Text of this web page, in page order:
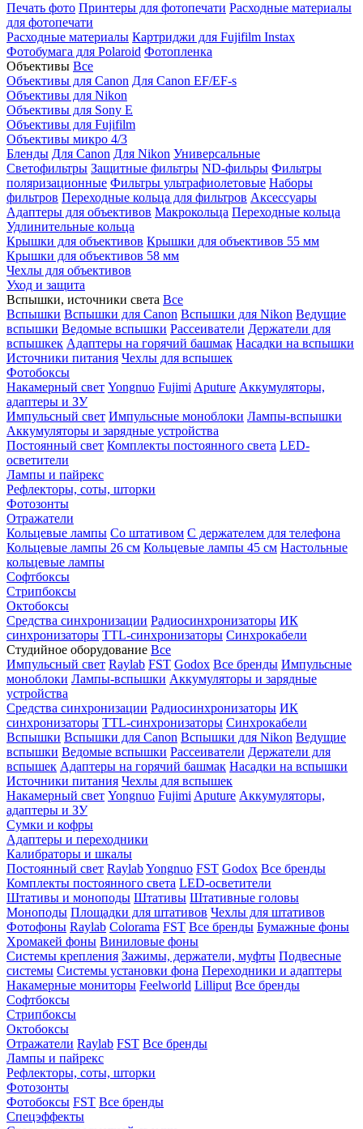
Печать фото Принтеры для фотопечати Расходные материалы
для фотопечати
Расходные материалы Картриджи для Fujifilm Instax
Фотобумага для Polaroid Фотопленка
Объективы Все
Объективы для Canon Для Canon EF/EF-s
Объективы для Nikon
Объективы для Sony E
Объективы для Fujifilm
Объективы микро 4/3
Бленды Для Canon Для Nikon Универсальные
Светофильтры Защитные фильтры ND-фильры Фильтры
поляризационные Фильтры ультрафиолетовые Наборы
фильтров Переходные кольца для фильтров Аксессуары
Адаптеры для объективов Макрокольца Переходные кольца
Удлинительные кольца
Крышки для объективов Крышки для объективов 55 мм
Крышки для объективов 58 мм
Чехлы для объективов
Уход и защита
Вспышки, источники света Все
Вспышки Вспышки для Canon Вспышки для Nikon Ведущие
вспышки Ведомые вспышки Рассеиватели Держатели для
вспышкек Адаптеры на горячий башмак Насадки на вспышки
Источники питания Чехлы для вспышек
Фотобоксы
Накамерный свет Yongnuo Fujimi Aputure Аккумуляторы,
адаптеры и ЗУ
Импульсный свет Импульсные моноблоки Лампы-вспышки
Аккумуляторы и зарядные устройства
Постоянный свет Комплекты постоянного света LED-
осветители
Лампы и пайрекс
Рефлекторы, соты, шторки
Фотозонты
Отражатели
Кольцевые лампы Со штативом С держателем для телефона
Кольцевые лампы 26 см Кольцевые лампы 45 см Настольные
кольцевые лампы
Софтбоксы
Стрипбоксы
Октобоксы
Средства синхронизации Радиосинхронизаторы ИК
синхронизаторы TTL-синхронизаторы Синхрокабели
Студийное оборудование Все
Импульсный свет Raylab FST Godox Все бренды Импульсные
моноблоки Лампы-вспышки Аккумуляторы и зарядные
устройства
Средства синхронизации Радиосинхронизаторы ИК
синхронизаторы TTL-синхронизаторы Синхрокабели
Вспышки Вспышки для Canon Вспышки для Nikon Ведущие
вспышки Ведомые вспышки Рассеиватели Держатели для
вспышек Адаптеры на горячий башмак Насадки на вспышки
Источники питания Чехлы для вспышек
Накамерный свет Yongnuo Fujimi Aputure Аккумуляторы,
адаптеры и ЗУ
Сумки и кофры
Адаптеры и переходники
Калибраторы и шкалы
Постоянный свет RaylabYongnuo FST Godox Все бренды
Комплекты постоянного света LED-осветители
Штативы и моноподы Штативы Штативные головы
Моноподы Площадки для штативов Чехлы для штативов
Фотофоны Raylab Colorama FST Все бренды Бумажные фоны
Хромакей фоны Виниловые фоны
Системы крепления Зажимы, держатели, муфты Подвесные
системы Системы установки фона Переходники и адаптеры
Накамерные мониторы Feelworld Lilliput Все бренды
Софтбоксы
Стрипбоксы
Октобоксы
Отражатели Raylab FST Все бренды
Лампы и пайрекс
Рефлекторы, соты, шторки
Фотозонты
Фотобоксы FST Все бренды
Спецэффекты